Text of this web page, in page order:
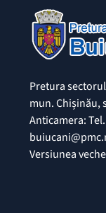
Pretura
mun. Chișinău,
Anticamera:
Versiunea